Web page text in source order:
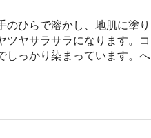
ひらで溶かし、地肌に塗り
ツヤサラサラになります。コ
しっかり染まっています。へ